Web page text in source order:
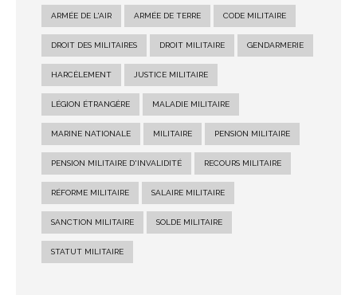
ARMÉE DE L'AIR ARMÉE DE TERRE CODE MILITAIRE
DROIT DES MILITAIRES DROIT MILITAIRE GENDARMERIE
HARCÈLEMENT JUSTICE MILITAIRE
LÉGION ÉTRANGÈRE MALADIE MILITAIRE
MARINE NATIONALE MILITAIRE PENSION MILITAIRE
PENSION MILITAIRE D'INVALIDITÉ RECOURS MILITAIRE
RÉFORME MILITAIRE SALAIRE MILITAIRE
SANCTION MILITAIRE SOLDE MILITAIRE
STATUT MILITAIRE